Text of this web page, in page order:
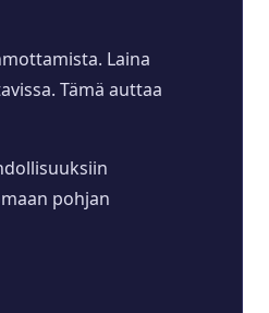
Laina
Tämä auttaa
pohjan